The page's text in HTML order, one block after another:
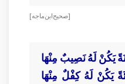
[ صحيح ابن ماجه ]
لَهُ نَصِيبٌ مِنْهَا
يَكُنْ لَهُ كِفْلٌ مِنْهَا